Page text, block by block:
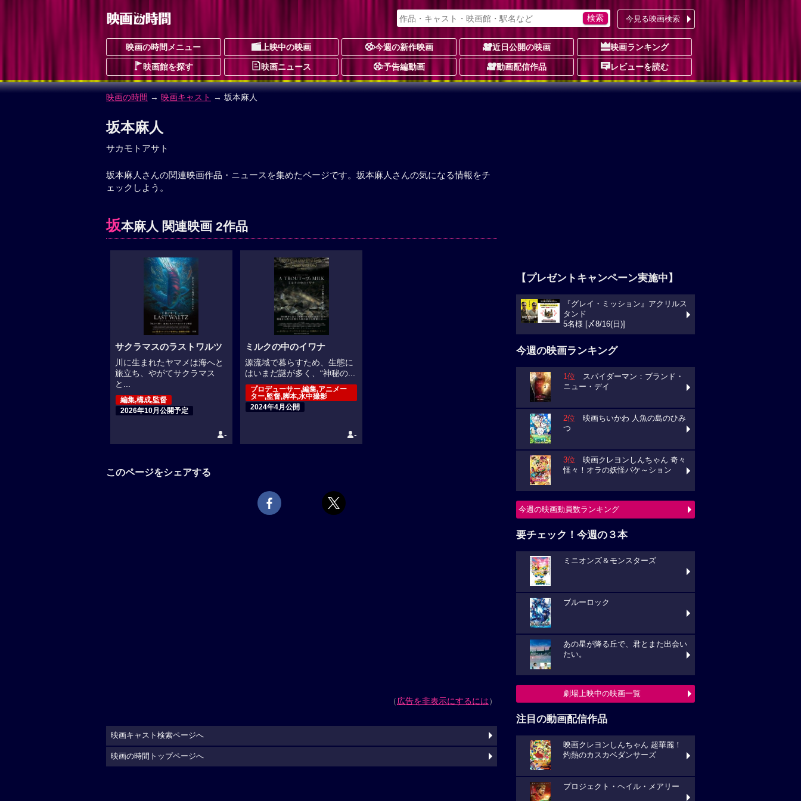
今見る映画検索
映画の時間メニュー 上映中の映画 今週の新作映画 近日公開の映画 映画ランキング
映画館を探す 映画ニュース 予告編動画 動画配信作品 レビューを読む
映画の時間 → 映画キャスト → 坂本麻人
坂本麻人
サカモトアサト
坂本麻人さんの関連映画作品・ニュースを集めたページです。坂本麻人さんの気になる情報をチ
ェックしよう。
坂本麻人 関連映画 2作品
サクラマスのラストワルツ
川に生まれたヤマメは海へと
旅立ち、やがてサクラマス
と...
編集,構成,監督
2026年10月公開予定
-
ミルクの中のイワナ
源流域で暮らすため、生態に
はいまだ謎が多く、“神秘の...
プロデューサー,編集,アニメー
ター,監督,脚本,水中撮影
2024年4月公開
-
このページをシェアする
（広告を非表示にするには）
【プレゼントキャンペーン実施中】
『グレイ・ミッション』アクリルス
タンド
5名様 [〆8/16(日)]
今週の映画ランキング
1位 スパイダーマン：ブランド・
ニュー・デイ
2位 映画ちいかわ 人魚の島のひみ
つ
3位 映画クレヨンしんちゃん 奇々
怪々！オラの妖怪バケ～ション
今週の映画動員数ランキング
要チェック！今週の３本
ミニオンズ＆モンスターズ
ブルーロック
あの星が降る丘で、君とまた出会い
たい。
劇場上映中の映画一覧
注目の動画配信作品
映画クレヨンしんちゃん 超華麗！
灼熱のカスカベダンサーズ
プロジェクト・ヘイル・メアリー
映画キャスト検索ページへ
映画の時間トップページへ